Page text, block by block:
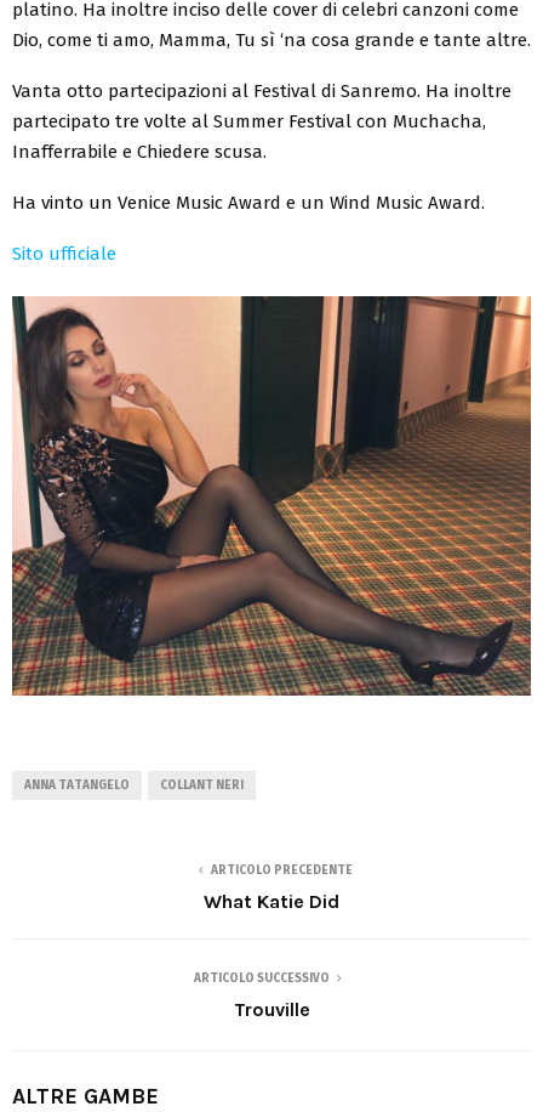
platino. Ha inoltre inciso delle cover di celebri canzoni come
Dio, come ti amo, Mamma, Tu sì ‘na cosa grande e tante altre.
Vanta otto partecipazioni al Festival di Sanremo. Ha inoltre
partecipato tre volte al Summer Festival con Muchacha,
Inafferrabile e Chiedere scusa.
Ha vinto un Venice Music Award e un Wind Music Award.
Sito ufficiale
ANNA TATANGELO COLLANT NERI
ARTICOLO PRECEDENTE
What Katie Did
ARTICOLO SUCCESSIVO
Trouville
ALTRE GAMBE